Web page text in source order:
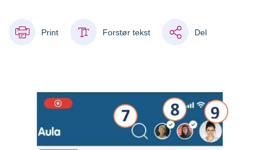
Print Forstør tekst Del